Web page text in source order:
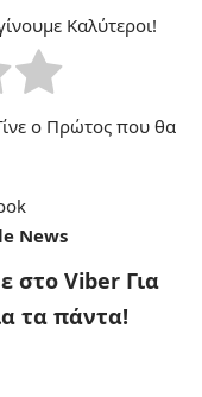
Καλύτεροι!
ο Πρώτος που θα
News
στο Viber Για
τα πάντα!